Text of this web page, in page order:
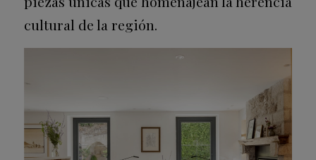
cultural de la región.